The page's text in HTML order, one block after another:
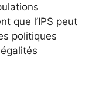
que l’IPS peut
politiques